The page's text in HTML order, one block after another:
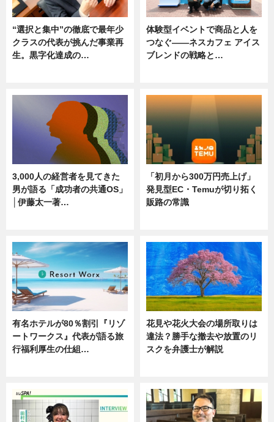
“選択と集中”の徹底で最年少
クラスの代表が挑んだ事業再
生。黒字化達成の…
体験型イベントで商品と人を
つなぐ――ネスカフェ アイス
ブレンドの戦略と…
3,000人の経営者を見てきた
男が語る「成功者の共通OS」
│伊藤太一著…
「初月から300万円売上げ」
発見型EC・Temuが切り拓く
販路の常識
有名ホテルが80％割引『リゾ
ートワークス』代表が語る旅
行福利厚生の仕組…
花見や花火大会の場所取りは
違法？勝手な撤去や放置のリ
スクを弁護士が解説